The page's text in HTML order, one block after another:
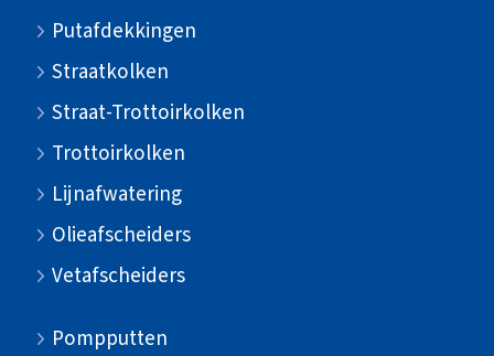
Putafdekkingen
Straatkolken
Straat-Trottoirkolken
Trottoirkolken
Lijnafwatering
Olieafscheiders
Vetafscheiders
Pompputten